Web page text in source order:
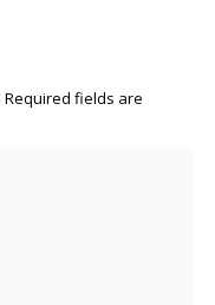
fields are